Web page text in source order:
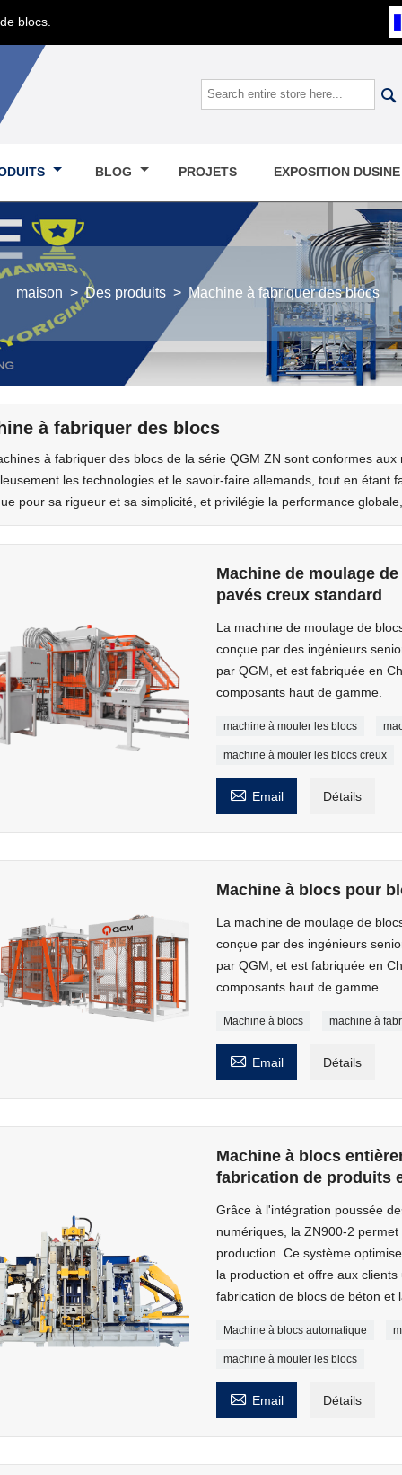
blocs.

BLOG PROJETS EXPOSITION
maison > Des produits > Machine à fabriquer des blocs
à fabriquer des blocs
à fabriquer des blocs de la série QGM ZN sont conformes
les technologies et le savoir-faire allemands, tout en étant
pour sa rigueur et sa simplicité, et privilégie la performance
Machine de moulage
pavés creux standard
La machine de moulage de
conçue par des ingénieurs
par QGM, et est fabriquée en
composants haut de gamme.
machine à mouler les blocs
machine à mouler les blocs creux
 Email Détails
Machine à blocs pour
La machine de moulage de
conçue par des ingénieurs
par QGM, et est fabriquée en
composants haut de gamme.
Machine à blocs machine à
 Email Détails
Machine à blocs
fabrication de produits
Grâce à l'intégration poussée
numériques, la ZN900-2
production. Ce système
la production et offre aux
fabrication de blocs de béton et
Machine à blocs automatique
machine à mouler les blocs
 Email Détails